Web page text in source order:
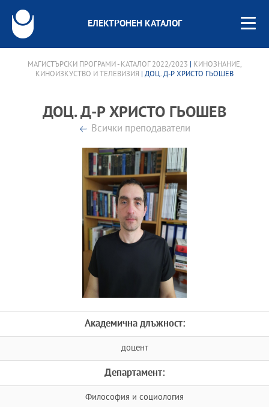
ЕЛЕКТРОНЕН КАТАЛОГ
МАГИСТЪРСКИ ПРОГРАМИ - КАТАЛОГ 2022/2023
КИНОЗНАНИЕ,
КИНОИЗКУСТВО И ТЕЛЕВИЗИЯ | ДОЦ. Д-Р ХРИСТО ГЬОШЕВ
ДОЦ. Д-Р ХРИСТО ГЬОШЕВ
Всички преподаватели
Академична длъжност:
доцент
Департамент:
Философия и социология